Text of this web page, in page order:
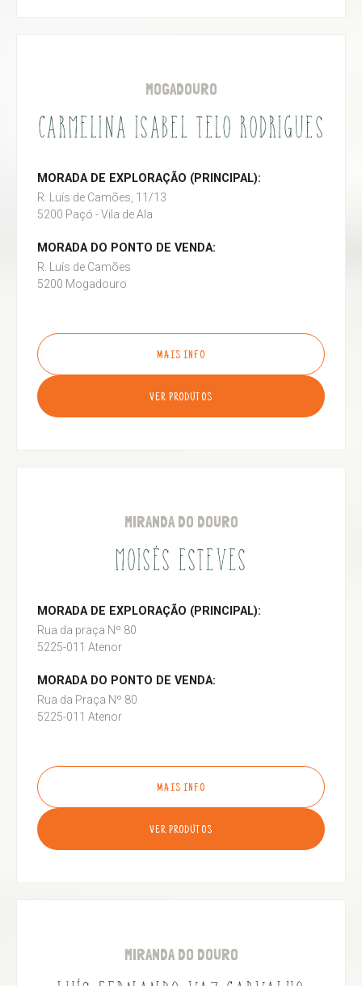
MOGADOURO
CARMELINA ISABEL TELO RODRIGUES
MORADA DE EXPLORAÇÃO (PRINCIPAL):
R. Luís de Camões, 11/13
5200 Paçó - Vila de Ala
MORADA DO PONTO DE VENDA:
R. Luís de Camões
5200 Mogadouro
MAIS INFO
VER PRODUTOS
MIRANDA DO DOURO
MOISÉS ESTEVES
MORADA DE EXPLORAÇÃO (PRINCIPAL):
Rua da praça Nº 80
5225-011 Atenor
MORADA DO PONTO DE VENDA:
Rua da Praça Nº 80
5225-011 Atenor
MAIS INFO
VER PRODUTOS
MIRANDA DO DOURO